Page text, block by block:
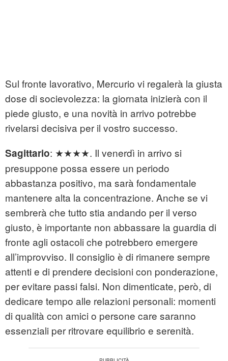
Sul fronte lavorativo, Mercurio vi regalerà la giusta
dose di socievolezza: la giornata inizierà con il
piede giusto, e una novità in arrivo potrebbe
rivelarsi decisiva per il vostro successo.
Sagittario: ★★★★. Il venerdì in arrivo si
presuppone possa essere un periodo
abbastanza positivo, ma sarà fondamentale
mantenere alta la concentrazione. Anche se vi
sembrerà che tutto stia andando per il verso
giusto, è importante non abbassare la guardia di
fronte agli ostacoli che potrebbero emergere
all’improvviso. Il consiglio è di rimanere sempre
attenti e di prendere decisioni con ponderazione,
per evitare passi falsi. Non dimenticate, però, di
dedicare tempo alle relazioni personali: momenti
di qualità con amici o persone care saranno
essenziali per ritrovare equilibrio e serenità.